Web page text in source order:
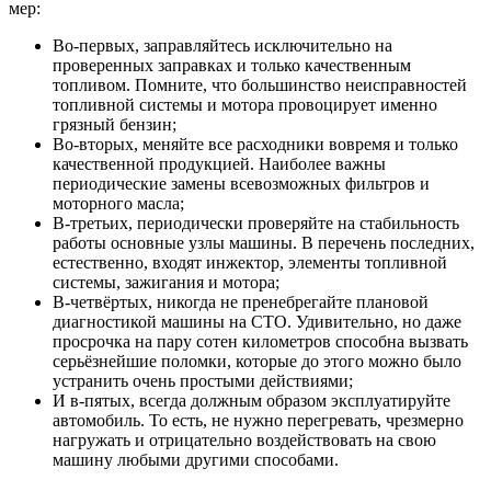
мер:
Во-первых, заправляйтесь исключительно на
проверенных заправках и только качественным
топливом. Помните, что большинство неисправностей
топливной системы и мотора провоцирует именно
грязный бензин;
Во-вторых, меняйте все расходники вовремя и только
качественной продукцией. Наиболее важны
периодические замены всевозможных фильтров и
моторного масла;
В-третьих, периодически проверяйте на стабильность
работы основные узлы машины. В перечень последних,
естественно, входят инжектор, элементы топливной
системы, зажигания и мотора;
В-четвёртых, никогда не пренебрегайте плановой
диагностикой машины на СТО. Удивительно, но даже
просрочка на пару сотен километров способна вызвать
серьёзнейшие поломки, которые до этого можно было
устранить очень простыми действиями;
И в-пятых, всегда должным образом эксплуатируйте
автомобиль. То есть, не нужно перегревать, чрезмерно
нагружать и отрицательно воздействовать на свою
машину любыми другими способами.